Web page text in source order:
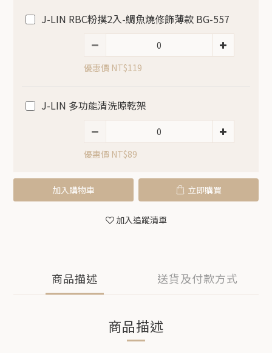
J-LIN RBC粉撲2入-鯛魚燒修飾薄款 BG-557
優惠價 NT$119
J-LIN 多功能清洗晾乾架
優惠價 NT$89
加入購物車 立即購買
加入追蹤清單
商品描述 送貨及付款方式
商品描述